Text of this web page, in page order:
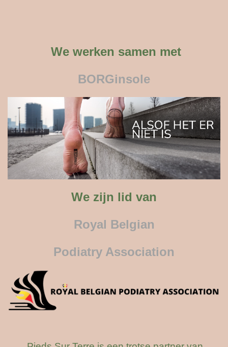
We werken samen met
BORGinsole
We zijn lid van
Royal Belgian
Podiatry Association